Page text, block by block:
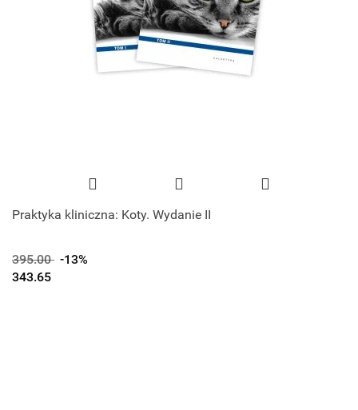
Praktyka kliniczna: Koty. Wydanie II
395.00 -13%
343.65